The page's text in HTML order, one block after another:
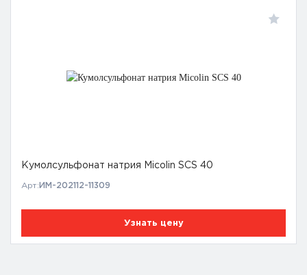
Кумолсульфонат натрия Micolin SCS 40
Арт: ИМ-202112-11309
Узнать цену